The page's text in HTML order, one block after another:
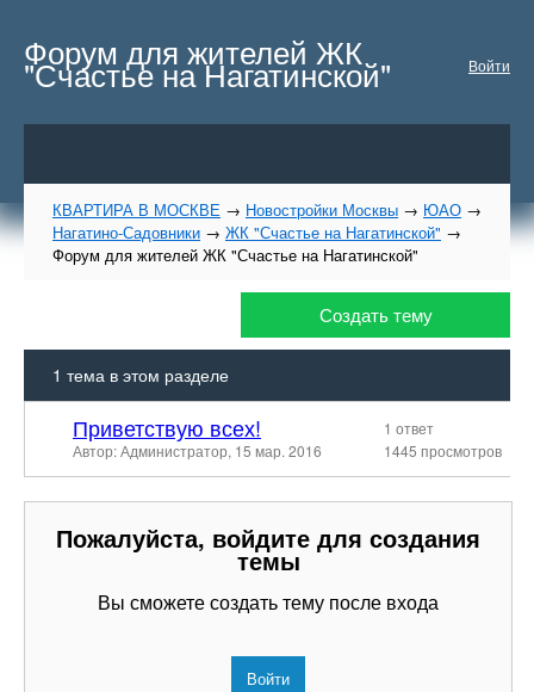
Войти
Форум для жителей ЖК
"Счастье на Нагатинской"
КВАРТИРА В МОСКВЕ → Новостройки Москвы → ЮАО →
Нагатино-Садовники → ЖК "Счастье на Нагатинской" →
Форум для жителей ЖК "Счастье на Нагатинской"
Создать тему
1 тема в этом разделе
Приветствую всех!
Автор: Администратор, 15 мар. 2016
1 ответ
1445 просмотров
Пожалуйста, войдите для создания
темы
Вы сможете создать тему после входа
Войти